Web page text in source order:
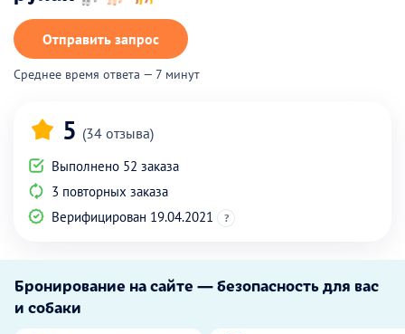
Отправить запрос
Среднее время ответа — 7 минут
5 (34 отзыва)
Выполнено 52 заказа
3 повторных заказа
Верифицирован 19.04.2021
?
Бронирование на сайте — безопасность для вас
и собаки